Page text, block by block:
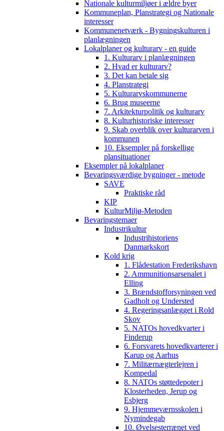
Nationale kulturmiljøer i ældre byer
Kommuneplan, Planstrategi og Nationale
interesser
Kommunenetværk - Bygningskulturen i
planlægningen
Lokalplaner og kulturarv - en guide
1. Kulturarv i planlægningen
2. Hvad er kulturarv?
3. Det kan betale sig
4. Planstrategi
5. Kulturarvskommunerne
6. Brug museerne
7. Arkitekturpolitik og kulturarv
8. Kulturhistoriske interesser
9. Skab overblik over kulturarven i
kommunen
10. Eksempler på forskellige
plansituationer
Eksempler på lokalplaner
Bevaringsværdige bygninger - metode
SAVE
Praktiske råd
KIP
KulturMiljø-Metoden
Bevaringstemaer
Industrikultur
Industrihistoriens
Danmarkskort
Kold krig
1. Flådestation Frederikshavn
2. Ammunitionsarsenalet i
Elling
3. Brændstofforsyningen ved
Gadholt og Understed
4. Regeringsanlægget i Rold
Skov
5. NATOs hovedkvarter i
Finderup
6. Forsvarets hovedkvarterer i
Karup og Aarhus
7. Militærnægterlejren i
Kompedal
8. NATOs støttedepoter i
Klosterheden, Jerup og
Esbjerg
9. Hjemmeværnsskolen i
Nymindegab
10. Øvelsesterrænet ved